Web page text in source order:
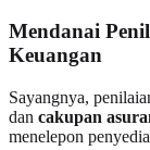
Mendanai
Keuangan
Sayangnya,
dan cakupan
menelepon